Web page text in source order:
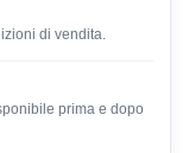
di vendita.
prima e dopo